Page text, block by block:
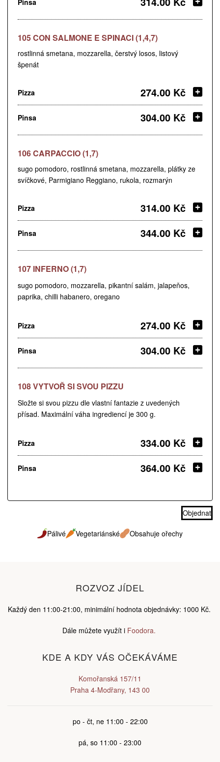
105 CON SALMONE E SPINACI (1,4,7)
rostlinná smetana, mozzarella, čerstvý losos, listový
špenát
Pizza 274.00 Kč
Pinsa 304.00 Kč
106 CARPACCIO (1,7)
sugo pomodoro, rostlinná smetana, mozzarella, plátky ze
svíčkové, Parmigiano Reggiano, rukola, rozmarýn
Pizza 314.00 Kč
Pinsa 344.00 Kč
107 INFERNO (1,7)
sugo pomodoro, mozzarella, pikantní salám, jalapeňos,
paprika, chilli habanero, oregano
Pizza 274.00 Kč
Pinsa 304.00 Kč
108 VYTVOŘ SI SVOU PIZZU
Složte si svou pizzu dle vlastní fantazie z uvedených
přísad. Maximální váha ingrediencí je 300 g.
Pizza 334.00 Kč
Pinsa 364.00 Kč
Objednat
Pálivé Vegetariánské Obsahuje ořechy
KDE A KDY VÁS OČEKÁVÁME
Komořanská 157/11
Praha 4-Modřany, 143 00
po - čt, ne 11:00 - 22:00
pá, so 11:00 - 23:00
ROZVOZ JÍDEL
Každý den 11:00-21:00, minimální hodnota objednávky: 1000 Kč.
Dále můžete využít i Foodora.